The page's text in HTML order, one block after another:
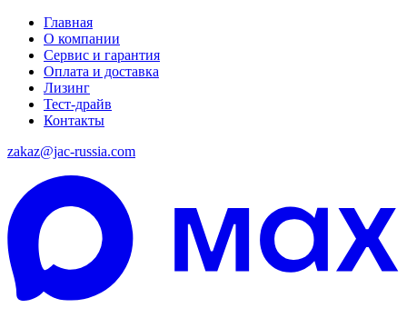
Главная
О компании
Сервис и гарантия
Оплата и доставка
Лизинг
Тест-драйв
Контакты
zakaz@jac-russia.com